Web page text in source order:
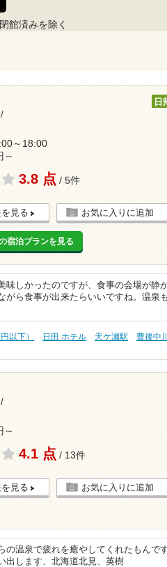
閉館済みを除く
/
日
～18:00
～
3.8 点 / 5件
見る お気に入りに追加
宿泊プランを見る
味しかったのですが、食事の会場が静
がら食事が出来たらいいですね。温泉
以下） 日田 ホテル 天ケ瀬駅 豊後中
/
～
4.1 点 / 13件
見る お気に入りに追加
の温泉で疲れを癒やしてくれたもんで
出します、北海道北見、英樹